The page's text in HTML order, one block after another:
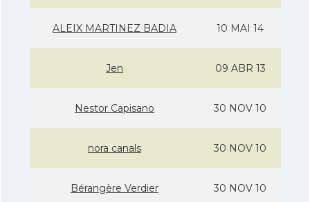
ALEIX MARTINEZ BADIA 10 MAI 14
Jen 09 ABR 13
Nestor Capisano 30 NOV 10
nora canals 30 NOV 10
Bérangère Verdier 30 NOV 10